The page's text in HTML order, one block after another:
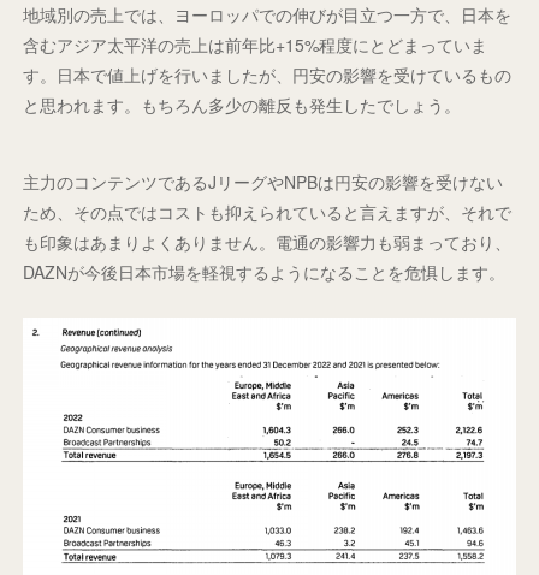
地域別の売上では、ヨーロッパでの伸びが目立つ一方で、日本を
含むアジア太平洋の売上は前年比+15%程度にとどまっていま
す。日本で値上げを行いましたが、円安の影響を受けているもの
と思われます。もちろん多少の離反も発生したでしょう。
主力のコンテンツであるJリーグやNPBは円安の影響を受けない
ため、その点ではコストも抑えられていると言えますが、それで
も印象はあまりよくありません。電通の影響力も弱まっており、
DAZNが今後日本市場を軽視するようになることを危惧します。